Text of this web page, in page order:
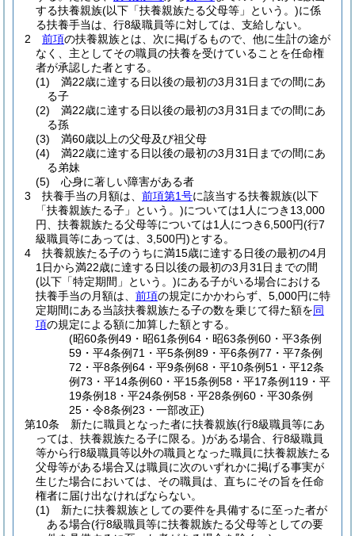
する扶養親族(以下「扶養親族たる父母等」という。)に係
る扶養手当は、行8級職員等に対しては、支給しない。
2
前項の扶養親族とは、次に掲げるもので、他に生計の途が
なく、主としてその職員の扶養を受けていることを任命権
者が承認した者とする。
(1)
満22歳に達する日以後の最初の3月31日までの間にあ
る子
(2)
満22歳に達する日以後の最初の3月31日までの間にあ
る孫
(3)
満60歳以上の父母及び祖父母
(4)
満22歳に達する日以後の最初の3月31日までの間にあ
る弟妹
(5)
心身に著しい障害がある者
3
扶養手当の月額は、 前項第1号に該当する扶養親族(以下
「扶養親族たる子」という。)については1人につき13,000
円、扶養親族たる父母等については1人につき6,500円(行7
級職員等にあっては、3,500円)とする。
4
扶養親族たる子のうちに満15歳に達する日後の最初の4月
1日から満22歳に達する日以後の最初の3月31日までの間
(以下「特定期間」という。)にある子がいる場合における
扶養手当の月額は、 前項の規定にかかわらず、5,000円に特
定期間にある当該扶養親族たる子の数を乗じて得た額を同
項の規定による額に加算した額とする。
(昭60条例49・昭61条例64・昭63条例60・平3条例
59・平4条例71・平5条例89・平6条例77・平7条例
72・平8条例64・平9条例68・平10条例51・平12条
例73・平14条例60・平15条例58・平17条例119・平
19条例18・平24条例58・平28条例60・平30条例
25・令8条例23・一部改正)
第10条
新たに職員となった者に扶養親族(行8級職員等にあ
っては、扶養親族たる子に限る。)がある場合、行8級職員
等から行8級職員等以外の職員となった職員に扶養親族たる
父母等がある場合又は職員に次のいずれかに掲げる事実が
生じた場合においては、その職員は、直ちにその旨を任命
権者に届け出なければならない。
(1)
新たに扶養親族としての要件を具備するに至った者が
ある場合(行8級職員等に扶養親族たる父母等としての要